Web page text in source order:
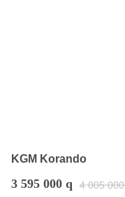
KGM Korando
3 595 000 q 4 005 000